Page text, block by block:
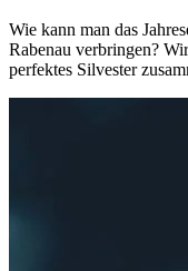
Wie kann man das
Rabenau verbringen?
perfektes Silvester